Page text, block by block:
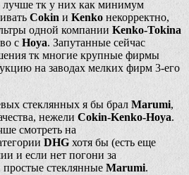
лучше тк у них как минимум
Cokin и Kenko некорректно,
одной компании Kenko-Tokina
с Hoya. Запутанные сейчас
тк многие крупные фирмы
на заводах мелких фирм 3-его
стеклянных я бы брал Marumi,
нежели Cokin-Kenko-Hoya.
смотреть на
DHG хотя бы (есть еще
и если нет погони за
стеклянные Marumi.